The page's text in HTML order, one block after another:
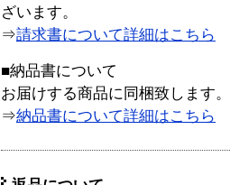
ざいます。
⇒請求書について詳細はこちら
■納品書について
お届けする商品に同梱致します。
⇒納品書について詳細はこちら